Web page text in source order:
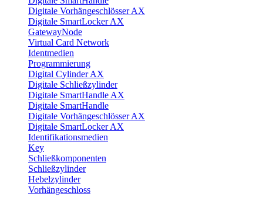
Digitale Vorhängeschlösser AX
Digitale SmartLocker AX
GatewayNode
Virtual Card Network
Identmedien
Programmierung
Digital Cylinder AX
Digitale Schließzylinder
Digitale SmartHandle AX
Digitale SmartHandle
Digitale Vorhängeschlösser AX
Digitale SmartLocker AX
Identifikationsmedien
Key
Schließkomponenten
Schließzylinder
Hebelzylinder
Vorhängeschloss